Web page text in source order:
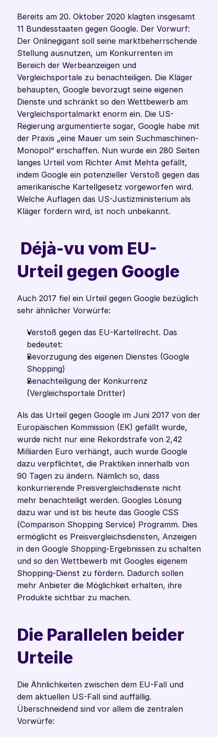
Bereits am 20. Oktober 2020 klagten insgesamt
11 Bundesstaaten gegen Google. Der Vorwurf:
Der Onlinegigant soll seine marktbeherrschende
Stellung ausnutzen, um Konkurrenten im
Bereich der Werbeanzeigen und
Vergleichsportale zu benachteiligen. Die Kläger
behaupten, Google bevorzugt seine eigenen
Dienste und schränkt so den Wettbewerb am
Vergleichsportalmarkt enorm ein. Die US-
Regierung argumentierte sogar, Google habe mit
der Praxis „eine Mauer um sein Suchmaschinen-
Monopol“ erschaffen. Nun wurde ein 280 Seiten
langes Urteil vom Richter Amit Mehta gefällt,
indem Google ein potenzieller Verstoß gegen das
amerikanische Kartellgesetz vorgeworfen wird.
Welche Auflagen das US-Justizministerium als
Kläger fordern wird, ist noch unbekannt.
Déjà-vu vom EU-
Urteil gegen Google
Auch 2017 fiel ein Urteil gegen Google bezüglich
sehr ähnlicher Vorwürfe:
Verstoß gegen das EU-Kartellrecht. Das
bedeutet:
Bevorzugung des eigenen Dienstes (Google
Shopping)
Benachteiligung der Konkurrenz
(Vergleichsportale Dritter)
Als das Urteil gegen Google im Juni 2017 von der
Europäischen Kommission (EK) gefällt wurde,
wurde nicht nur eine Rekordstrafe von 2,42
Milliarden Euro verhängt, auch wurde Google
dazu verpflichtet, die Praktiken innerhalb von
90 Tagen zu ändern. Nämlich so, dass
konkurrierende Preisvergleichsdienste nicht
mehr benachteiligt werden. Googles Lösung
dazu war und ist bis heute das Google CSS
(Comparison Shopping Service) Programm. Dies
ermöglicht es Preisvergleichsdiensten, Anzeigen
in den Google Shopping-Ergebnissen zu schalten
und so den Wettbewerb mit Googles eigenem
Shopping-Dienst zu fördern. Dadurch sollen
mehr Anbieter die Möglichkeit erhalten, ihre
Produkte sichtbar zu machen.
Die Parallelen beider
Urteile
Die Ähnlichkeiten zwischen dem EU-Fall und
dem aktuellen US-Fall sind auffällig.
Überschneidend sind vor allem die zentralen
Vorwürfe: